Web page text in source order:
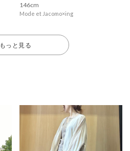
146cm
Mode et Jacomo×ing
もっと見る